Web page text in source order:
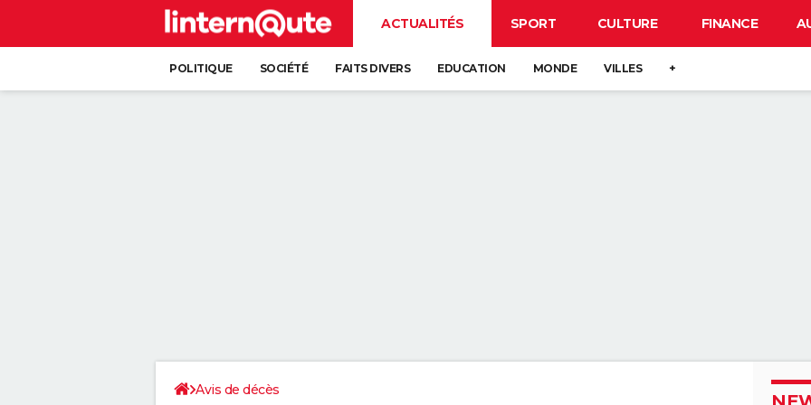
ACTUALITÉS SPORT CULTURE FINANCE
POLITIQUE SOCIÉTÉ FAITS DIVERS EDUCATION MONDE VILLES +
Avis de décès